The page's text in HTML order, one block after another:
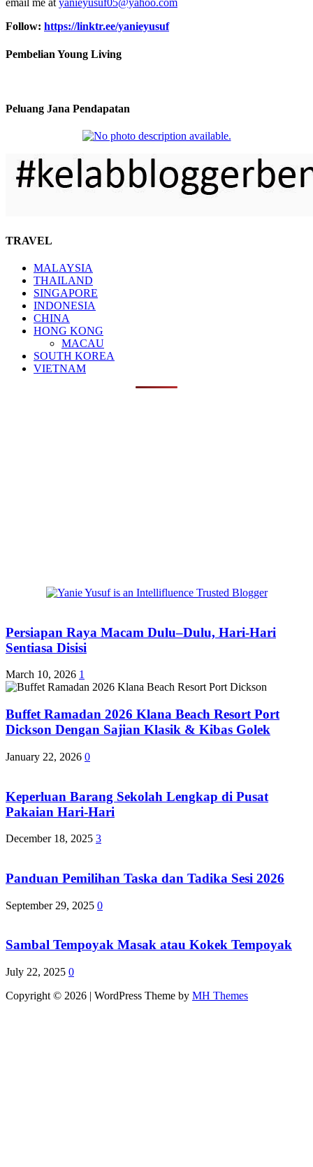
email me at yanieyusuf05@yahoo.com
Follow: https://linktr.ee/yanieyusuf
Pembelian Young Living
Peluang Jana Pendapatan
TRAVEL
MALAYSIA
THAILAND
SINGAPORE
INDONESIA
CHINA
HONG KONG
MACAU
SOUTH KOREA
VIETNAM
Persiapan Raya Macam Dulu–Dulu, Hari-Hari
Sentiasa Disisi
March 10, 2026 1
Buffet Ramadan 2026 Klana Beach Resort Port
Dickson Dengan Sajian Klasik & Kibas Golek
January 22, 2026 0
Keperluan Barang Sekolah Lengkap di Pusat
Pakaian Hari-Hari
December 18, 2025 3
Panduan Pemilihan Taska dan Tadika Sesi 2026
September 29, 2025 0
Sambal Tempoyak Masak atau Kokek Tempoyak
July 22, 2025 0
Copyright © 2026 | WordPress Theme by MH Themes